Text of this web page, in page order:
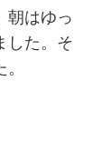
朝はゆっ
した。そ